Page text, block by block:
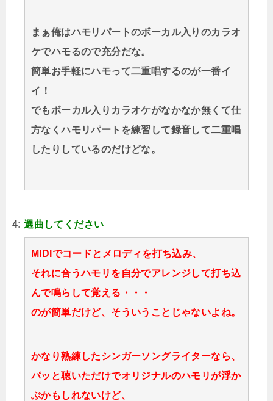
まぁ俺はハモリパートのボーカル入りのカラオ
ケでハモるので充分だな。
簡単お手軽にハモって二重唱するのが一番イ
イ！
でもボーカル入りカラオケがなかなか無くて仕
方なくハモリパートを練習して録音して二重唱
したりしているのだけどな。
4:選曲してください
MIDIでコードとメロディを打ち込み、
それに合うハモリを自分でアレンジして打ち込
んで鳴らして覚える・・・
のが簡単だけど、そういうことじゃないよね。
かなり熟練したシンガーソングライターなら、
パッと聴いただけでオリジナルのハモリが浮か
ぶかもしれないけど、